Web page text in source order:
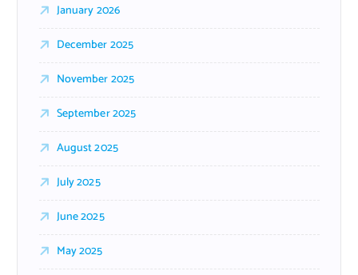
January 2026
December 2025
November 2025
September 2025
August 2025
July 2025
June 2025
May 2025